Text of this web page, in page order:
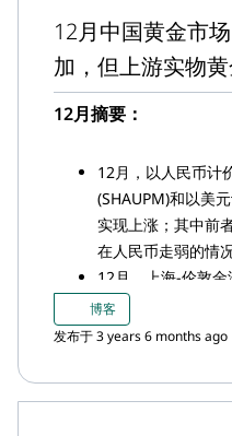
12月中国黄金市
加，但上游实物
12月摘要：
12月，以人民币计
(SHAUPM)和以美
实现上涨；其中前
在人民币走弱的情
12月，上海-伦敦
年，中国黄金市场
差的主要驱动因素
金出库量；2022年
较2021年低了174
博客
发布于 3 years 6 months ago